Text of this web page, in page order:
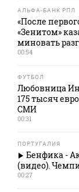
АЛЬФА-БАНК РПЛ
«После
«Зенитом»
миновать
00:54
ФУТБОЛ
Любовница
175 тысяч
СМИ
00:31
ПОРТУГАЛИЯ
Бенфика -
(видео).
00:27